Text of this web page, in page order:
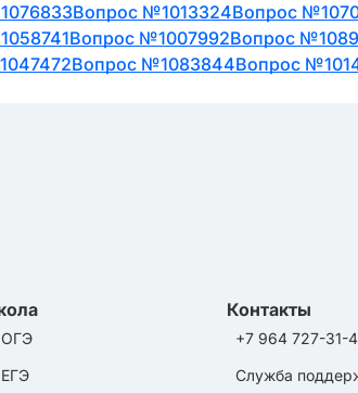
Вопрос №1013324Вопрос
Вопрос №1007992Вопрос
Вопрос №1083844Вопрос
ОГЭ
Контакты
+7 964 727-31-
Служба